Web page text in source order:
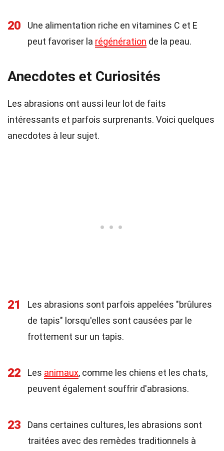
20
Une alimentation riche en vitamines C et E
peut favoriser la régénération de la peau.
Anecdotes et Curiosités
Les abrasions ont aussi leur lot de faits
intéressants et parfois surprenants. Voici quelques
anecdotes à leur sujet.
21
Les abrasions sont parfois appelées "brûlures
de tapis" lorsqu'elles sont causées par le
frottement sur un tapis.
22 Les animaux, comme les chiens et les chats,
peuvent également souffrir d'abrasions.
23
Dans certaines cultures, les abrasions sont
traitées avec des remèdes traditionnels à